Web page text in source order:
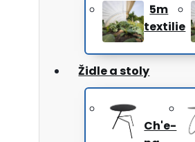
5m
textilie
Židle a stoly
Ch'e-